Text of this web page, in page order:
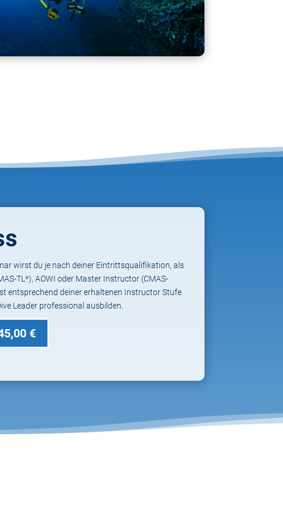
wirst du je nach deiner Eintrittsqualifikation, als
TL*), AOWI oder Master Instructor (CMAS-
entsprechend deiner erhaltenen Instructor Stufe
Leader professional ausbilden.
€